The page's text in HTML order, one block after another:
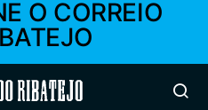
O CORREIO
Ribatejo